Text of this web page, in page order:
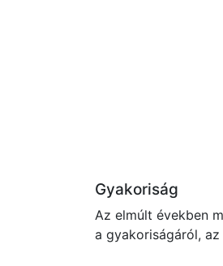
Gyakoriság
Az elmúlt években
a gyakoriságáról,